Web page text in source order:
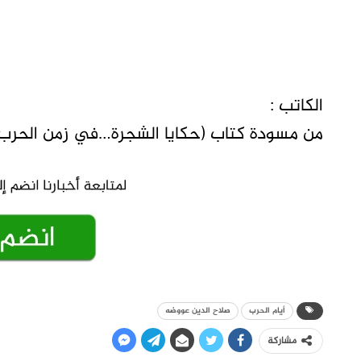
الكاتب :
من مسودة كتاب (حكايا الشجرة…في زمن
أيام الحرب صلاح الدين عووضه
مشاركة